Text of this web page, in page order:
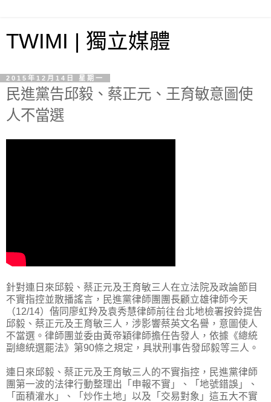
TWIMI | 獨立媒體
2015年12月14日 星期一
民進黨告邱毅、蔡正元、王育敏意圖使
人不當選
針對連日來邱毅、蔡正元及王育敏三人在立法院及政論節目
不實指控並散播謠言，民進黨律師團團長顧立雄律師今天
（12/14）偕同廖虹羚及袁秀慧律師前往台北地檢署按鈴提告
邱毅、蔡正元及王育敏三人，涉影響蔡英文名譽，意圖使人
不當選。律師團並委由黃帝穎律師擔任告發人，依據《總統
副總統選罷法》第90條之規定，具狀刑事告發邱毅等三人。
連日來邱毅、蔡正元及王育敏三人的不實指控，民進黨律師
團第一波的法律行動整理出「申報不實」、「地號錯誤」、
「面積灌水」、「炒作土地」以及「交易對象」這五大不實